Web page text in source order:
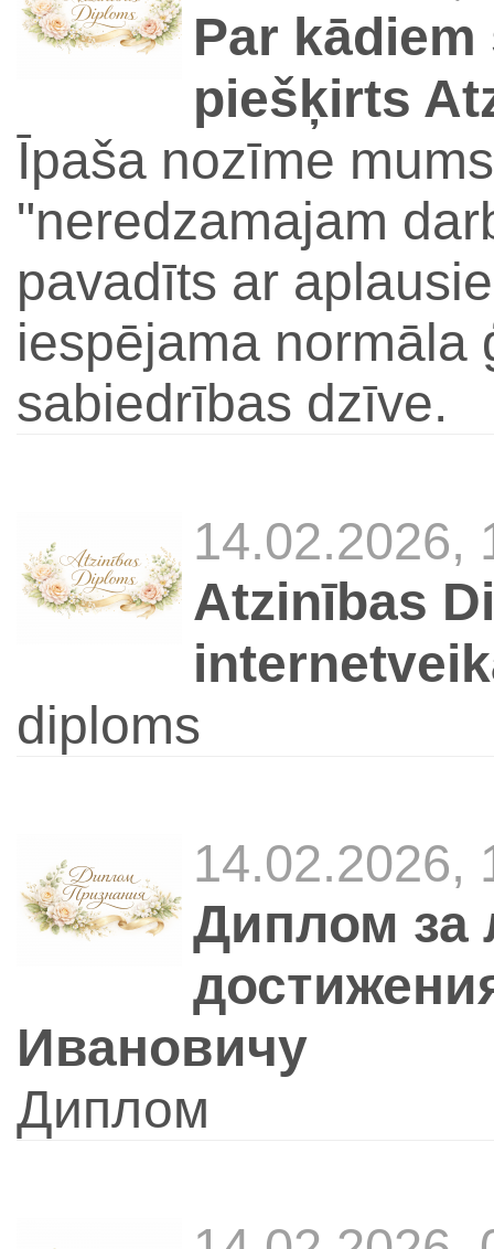
Par
piešķirts
Īpaša nozīme
"neredzamajam
pavadīts ar
iespējama normāla
sabiedrības dzīve.
14.02.2026,
Atzinības
diploms
14.02.2026,
Диплом за
Ивановичу
Диплом